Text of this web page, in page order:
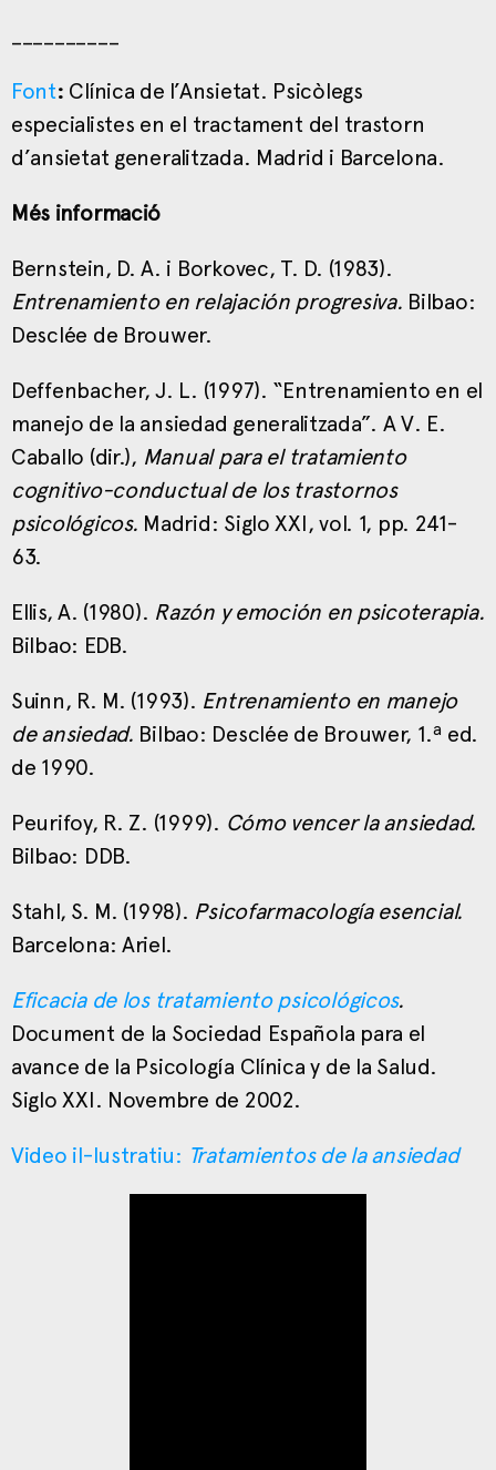
Font: Clínica de l’Ansietat. Psicòlegs
especialistes en el tractament del trastorn
d’ansietat generalitzada. Madrid i Barcelona.
Més informació
Bernstein, D. A. i Borkovec, T. D. (1983).
Entrenamiento en relajación progresiva. Bilbao:
Desclée de Brouwer.
Deffenbacher, J. L. (1997). “Entrenamiento en el
manejo de la ansiedad generalitzada”. A V. E.
Caballo (dir.), Manual para el tratamiento
cognitivo-conductual de los trastornos
psicológicos. Madrid: Siglo XXI, vol. 1, pp. 241-
63.
Ellis, A. (1980). Razón y emoción en psicoterapia.
Bilbao: EDB.
Suinn, R. M. (1993). Entrenamiento en manejo
de ansiedad. Bilbao: Desclée de Brouwer, 1.ª ed.
de 1990.
Peurifoy, R. Z. (1999). Cómo vencer la ansiedad.
Bilbao: DDB.
Stahl, S. M. (1998). Psicofarmacología esencial.
Barcelona: Ariel.
Eficacia de los tratamiento psicológicos.
Document de la Sociedad Española para el
avance de la Psicología Clínica y de la Salud.
Siglo XXI. Novembre de 2002.
Video il-lustratiu: Tratamientos de la ansiedad